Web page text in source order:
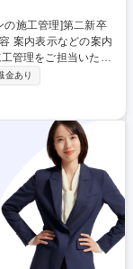
管理をご担当いただ
現場に出向いて協力
・発注：見積査定、
業指示、顧客検査・
す。 募集職種
クス/年休124日/転
金あり